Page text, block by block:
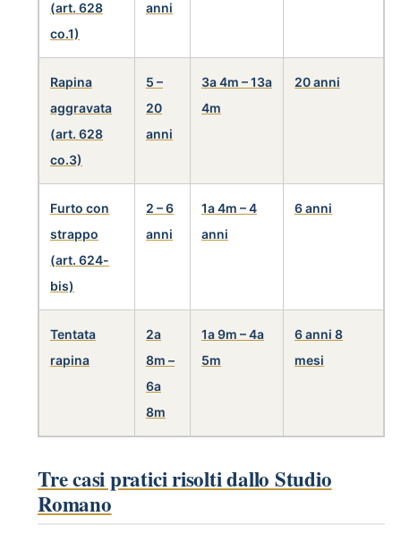
(art. 628
co.1)
anni
Rapina
aggravata
(art. 628
co.3)
5 –
20
anni
3a 4m – 13a
4m
20 anni
Furto con
strappo
(art. 624-
bis)
2 – 6
anni
1a 4m – 4
anni
6 anni
Tentata
rapina
2a
8m –
6a
8m
1a 9m – 4a
5m
6 anni 8
mesi
Tre casi pratici risolti dallo Studio
Romano